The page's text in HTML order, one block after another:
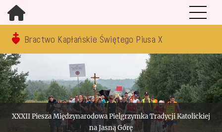
Bractwo Kapłańskie Świętego Piusa X
XXXII Piesza Międzynarodowa Pielgrzymka Tradycji Katolickiej
na Jasną Górę